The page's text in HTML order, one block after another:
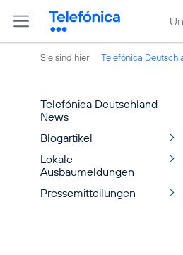
Sie sind hier: Telefónica
Telefónica Deutschland
News
Blogartikel
Lokale
Ausbaumeldungen
Pressemitteilungen